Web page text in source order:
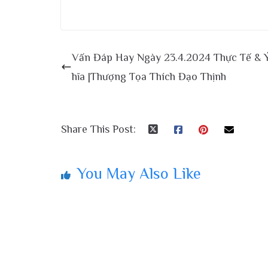
Vấn Đáp Hay Ngày 23.4.2024 Thực Tế &
hĩa |Thượng Tọa Thích Đạo Thịnh
Share This Post:
You May Also Like